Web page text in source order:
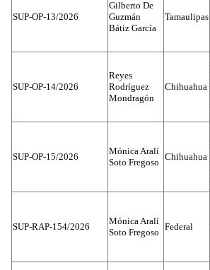
SUP-OP-13/2026
Gilberto De
Guzmán
Bátiz García
Tamaulipas
SUP-OP-14/2026
Reyes
Rodríguez
Mondragón
Chihuahua
SUP-OP-15/2026
Mónica Aralí
Soto Fregoso
Chihuahua
SUP-RAP-154/2026
Mónica Aralí
Soto Fregoso
Federal